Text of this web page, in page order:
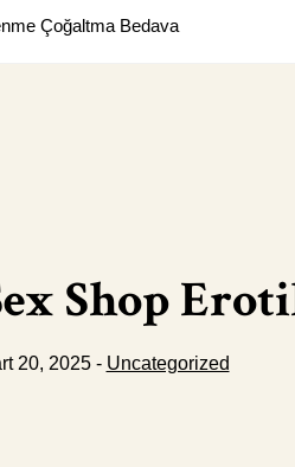
Çoğaltma Bedava
Shop
20, 2025 - Uncategorized